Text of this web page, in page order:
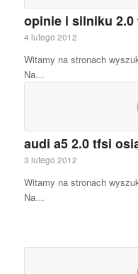
opinie i silniku 2.0
4 lutego 2012
Witamy na stronach
Na…
audi a5 2.0 tfsi
3 lutego 2012
Witamy na stronach
Na…